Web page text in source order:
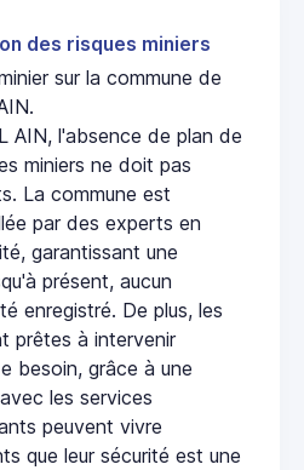
des risques miniers
sur la commune de
AIN, l'absence de plan de
miniers ne doit pas
La commune est
par des experts en
garantissant une
présent, aucun
enregistré. De plus, les
prêtes à intervenir
besoin, grâce à une
les services
peuvent vivre
que leur sécurité est une